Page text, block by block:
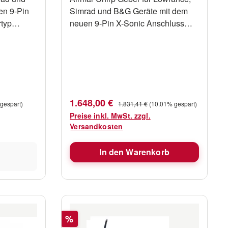
9-Pin
Simrad und B&G Geräte mit dem
neuen 9-Pin X-Sonic Anschluss
10m Tilted 20 Grad Anschluss X-
Sonic schwarz 9-Pin für moderne
Navico (B&G, Lowrance, Simrad)
Geräte
Verkaufspreis:
1.648,00 € Regulärer Preis:
1.831,41 € (10.01% gespart)
Preise inkl. MwSt. zzgl.
Versandkosten
In den Warenkorb
Rabatt
%